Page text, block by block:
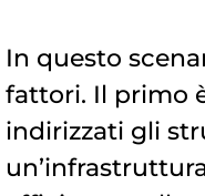
In questo
fattori. Il primo
indirizzati gli